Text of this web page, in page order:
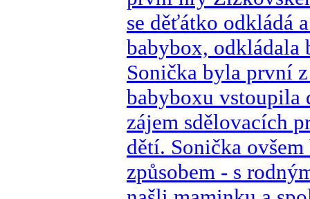
se děťátko odkládá
babybox,
Sonička byla první
babyboxu vstoupila
zájem sdělovacích
dětí. Sonička
způsobem - s